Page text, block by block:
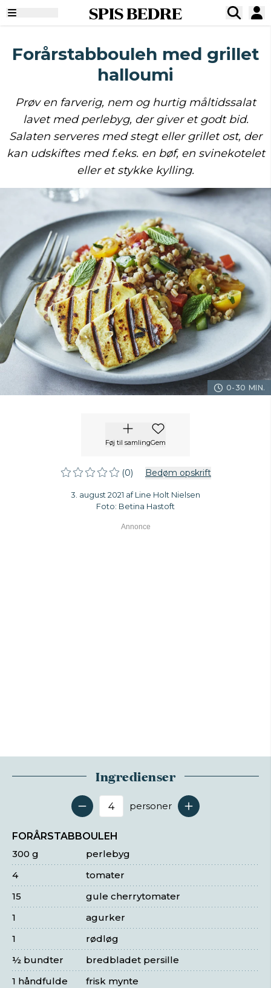
SPIS BEDRE
Forårstabbouleh med grillet
halloumi
Prøv en farverig, nem og hurtig måltidssalat
lavet med perlebyg, der giver et godt bid.
Salaten serveres med stegt eller grillet ost, der
kan udskiftes med f.eks. en bøf, en svinekotelet
eller et stykke kylling.
0-30 MIN.
Føj til samlingGem
(0) Bedøm opskrift
3. august 2021 af Line Holt Nielsen
Foto: Betina Hastoft
Ingredienser
Antal serveringer
personer
FORÅRSTABBOULEH
perlebyg
300 g
tomater
4
gule cherrytomater
15
agurker
1
rødløg
1
bredbladet persille
½ bundter
frisk mynte
1 håndfulde